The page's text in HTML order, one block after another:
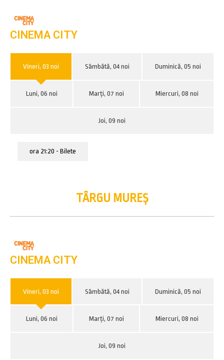
CINEMA CITY
Vineri, 03 noi Sâmbătă, 04 noi Duminică, 05 noi
Luni, 06 noi Marți, 07 noi Miercuri, 08 noi
Joi, 09 noi
ora 21:20 - Bilete
TÂRGU MUREȘ
CINEMA CITY
Vineri, 03 noi Sâmbătă, 04 noi Duminică, 05 noi
Luni, 06 noi Marți, 07 noi Miercuri, 08 noi
Joi, 09 noi